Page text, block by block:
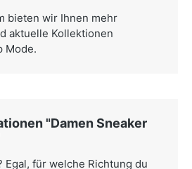
bieten wir Ihnen mehr
aktuelle Kollektionen
Mode.
"Damen Sneaker
Egal, für welche Richtung du